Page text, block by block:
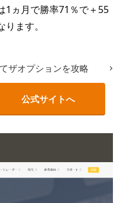
1ヵ月で勝率71％で＋55
ます。
ザオプションを攻略
公式サイトへ